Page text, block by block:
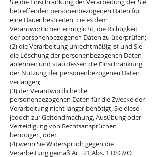
Sie die Einschränkung der Verarbeitung der Sie
betreffenden personenbezogenen Daten für
eine Dauer bestreiten, die es dem
Verantwortlichen ermöglicht, die Richtigkeit
der personenbezogenen Daten zu überprüfen;
(2) die Verarbeitung unrechtmäßig ist und Sie
die Löschung der personenbezogenen Daten
ablehnen und stattdessen die Einschränkung
der Nutzung der personenbezogenen Daten
verlangen;
(3) der Verantwortliche die
personenbezogenen Daten für die Zwecke der
Verarbeitung nicht länger benötigt, Sie diese
jedoch zur Geltendmachung, Ausübung oder
Verteidigung von Rechtsansprüchen
benötigen, oder
(4) wenn Sie Widerspruch gegen die
Verarbeitung gemäß Art. 21 Abs. 1 DSGVO